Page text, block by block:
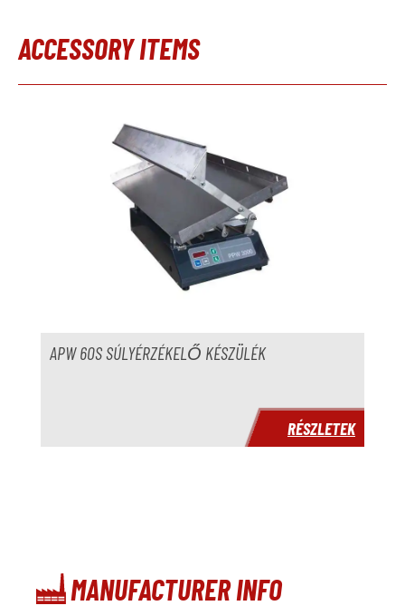
ACCESSORY ITEMS
APW 60S SÚLYÉRZÉKELŐ KÉSZÜLÉK
RÉSZLETEK
MANUFACTURER INFO